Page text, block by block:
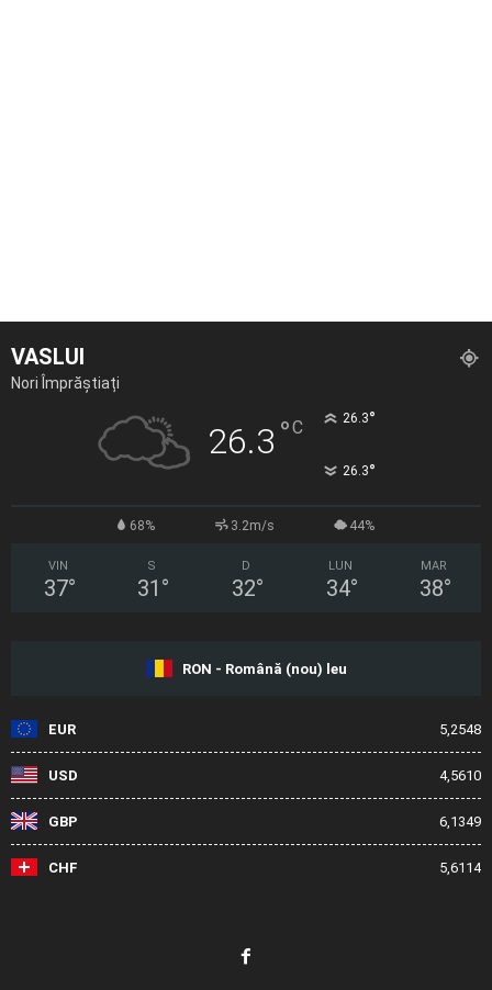
VASLUI
Nori Împrăștiați
26.3 °C 26.3°
26.3°
68% 3.2m/s 44%
VIN
37°
S
31 °
D
32°
LUN
34°
MAR
38°
RON - Română (nou) leu
EUR 5,2548
USD 4,5610
GBP 6,1349
CHF 5,6114